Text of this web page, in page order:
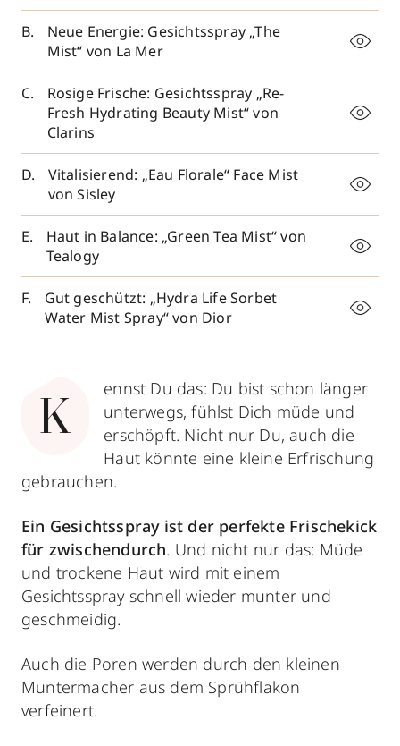
Neue Energie: Gesichtsspray „The
Mist“ von La Mer
Rosige Frische: Gesichtsspray „Re-
Fresh Hydrating Beauty Mist“ von
Clarins
Vitalisierend: „Eau Florale“ Face Mist
von Sisley
Haut in Balance: „Green Tea Mist“ von
Tealogy
Gut geschützt: „Hydra Life Sorbet
Water Mist Spray“ von Dior
K
ennst Du das: Du bist schon länger
unterwegs, fühlst Dich müde und
erschöpft. Nicht nur Du, auch die
Haut könnte eine kleine Erfrischung
gebrauchen.
Ein Gesichtsspray ist der perfekte Frischekick
für zwischendurch. Und nicht nur das: Müde
und trockene Haut wird mit einem
Gesichtsspray schnell wieder munter und
geschmeidig.
Auch die Poren werden durch den kleinen
Muntermacher aus dem Sprühflakon
verfeinert.